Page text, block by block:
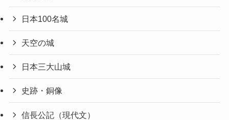
日本100名城
天空の城
日本三大山城
史跡・銅像
信長公記（現代文）